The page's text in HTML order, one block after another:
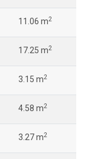
11.06 m2
17.25 m2
3.15 m2
4.58 m2
3.27 m2